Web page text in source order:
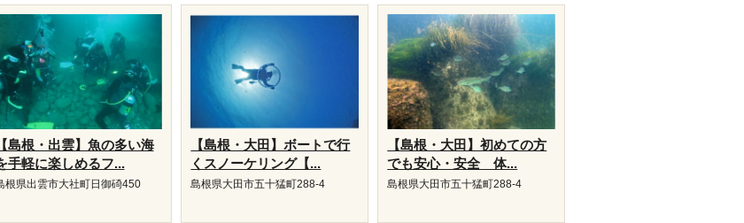
【島根・出雲】魚の多い海
手軽に楽しめるフ...
根県出雲市大社町日御碕450
【島根・大田】ボートで行
くスノーケリング【...
島根県大田市五十猛町288-4
【島根・大田】初めての方
でも安心・安全 体...
島根県大田市五十猛町288-4